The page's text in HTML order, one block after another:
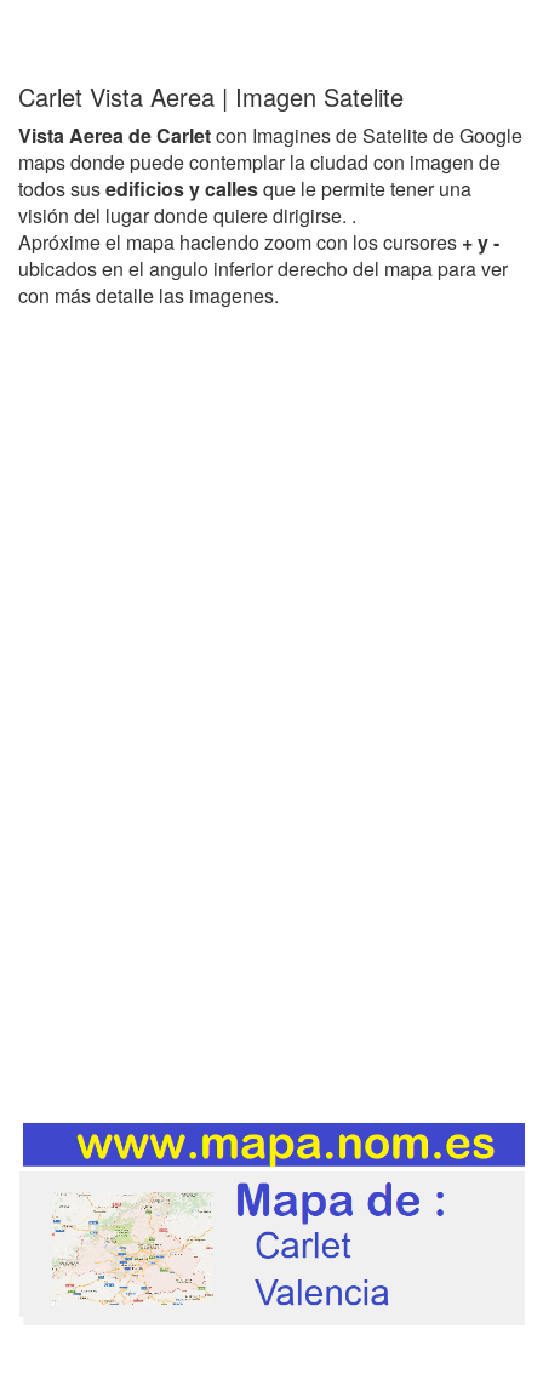
Carlet Vista Aerea | Imagen Satelite
Vista Aerea de Carletcon Imagines de Satelite de Google
maps donde puede contemplar la ciudad con imagen de
todos susedificios y callesque le permite tener una
visión del lugar donde quiere dirigirse. .
Apróxime el mapa haciendo zoom con los cursores + y -
ubicados en el angulo inferior derecho del mapa para ver
con más detalle las imagenes.